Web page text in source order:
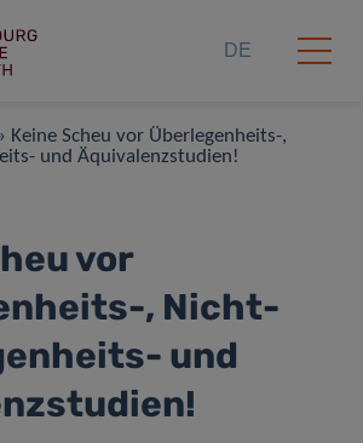
DE
Keine Scheu vor Überlegenheits-,
und Äquivalenzstudien!
vor
, Nicht-
und